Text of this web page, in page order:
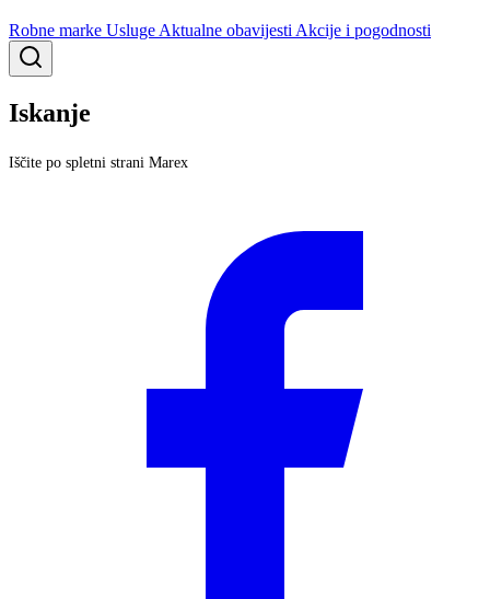
Robne marke Usluge Aktualne obavijesti Akcije i pogodnosti
Iskanje
Iščite po spletni strani Marex